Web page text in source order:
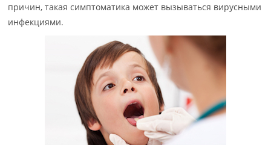
причин, такая симптоматика может вызываться вирусными
инфекциями.